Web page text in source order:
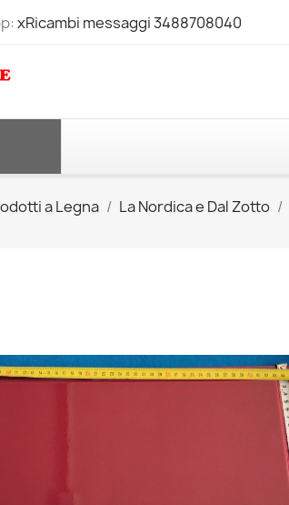
xRicambi messaggi 3488708040
a Legna La Nordica e Dal Zotto